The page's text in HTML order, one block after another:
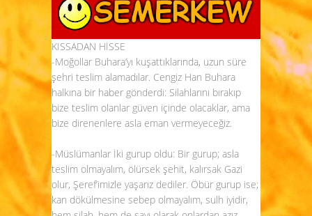
KISSADAN HİSSE
-Moğollar Buhara’yı kuşattıklarında, uzun süre
şehri teslim alamadılar. Cengiz Han Buhara
halkına bir haber gönderdi: Silahlarını bırakıp
bize teslim olanlar güven içinde olacaklar, ama
bize direnenlere asla eman vermeyeceğiz.
-Müslümanlar İki gurup oldu: Bir gurup; asla
teslim olmayalım, ölürsek şehit, kalırsak Gazi
olur, Şeref’imizle yaşarız dediler. Öbür gurup ise;
kan dökülmesine sebep olmayalım, sulh iyidir,